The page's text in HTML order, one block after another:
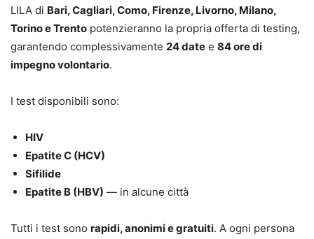
LILA di Bari, Cagliari, Como, Firenze, Livorno, Milano,
Torino e Trento potenzieranno la propria offerta di testing,
garantendo complessivamente 24 date e 84 ore di
impegno volontario.
I test disponibili sono:
HIV
Epatite C (HCV)
Sifilide
Epatite B (HBV) — in alcune città
Tutti i test sono rapidi, anonimi e gratuiti. A ogni persona